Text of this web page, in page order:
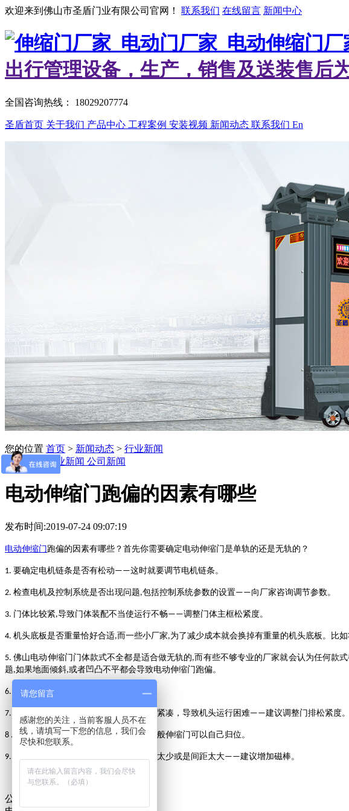
欢迎来到佛山市圣盾门业有限公司官网！ 联系我们 在线留言 新闻中心
出行管理设备，生产，销售及送装售后
全国咨询热线： 18029207774
圣盾首页 关于我们 产品中心 工程案例 安装视频 新闻动态 联系我们 En
您的位置 首页 > 新闻动态 > 行业新闻
常见问题行业新闻 公司新闻
电动伸缩门跑偏的因素有哪些
发布时间:2019-07-24 09:07:19
电动伸缩门 跑偏的因素有哪些？首先你需要确定电动伸缩门是单轨的还是无轨的？
1. 要确定电机链条是否有松动——这时就要调节电机链条。
2. 检查电机及控制系统是否出现问题,包括控制系统参数的设置——向厂家咨询调节参数。
3. 门体比较紧,导致门体装配不当使运行不畅——调整门体主框松紧度。
4. 机头底板是否重量恰好合适,而一些小厂家,为了减少成本就会换掉有重量的机头底板。比
5.佛山电动伸缩门门体款式不全都是适合做无轨的,而有些不够专业的厂家就会认为任何款
题,如果地面倾斜,或者凹凸不平都会导致电动伸缩门跑偏。
6. 电动伸缩门导向器埙坏
7. 电机驱动动力不够或者是门排排列过于紧凑，导致机头运行困难——建议调整门排松紧度。
8 . 可能是人为的推动过机头。这种情况一般伸缩门可以自己归位。
9. 若是无轨运行的，可能是磁铁埋设数量太少或是间距太大——建议增加磁棒。
公司电话：0757-87572578
请您留言
感谢您的关注，当前客服人员不在
线，请填写一下您的信息，我们会
尽快和您联系。